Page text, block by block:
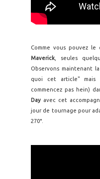
Comme vous pouvez
Maverick , seules
Observons maintenant
quoi cet article" mais
commencez pas hein)
Day avec cet
jour de tournage pour
270°.